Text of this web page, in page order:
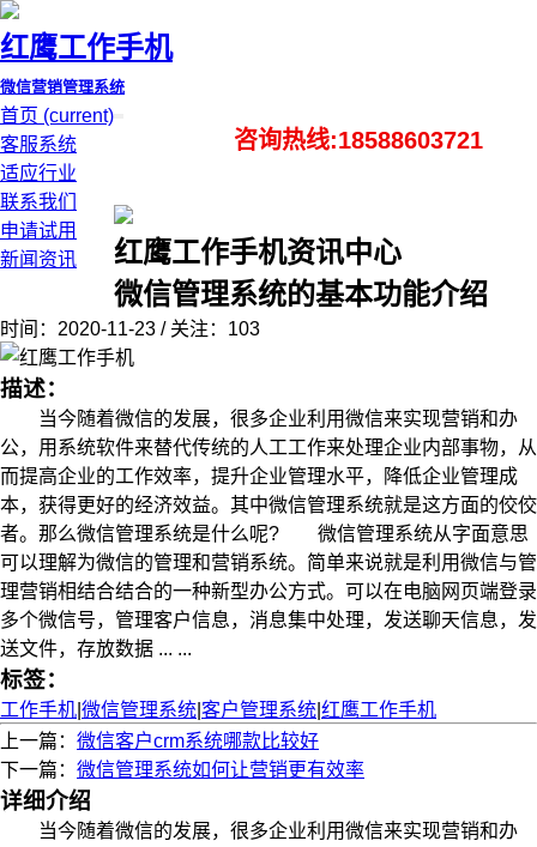
红鹰工作手机
微信营销管理系统
首页 (current)
客服系统
适应行业
联系我们
申请试用
新闻资讯
咨询热线:18588603721
红鹰工作手机资讯中心
微信管理系统的基本功能介绍
时间：2020-11-23 / 关注：103
描述：
当今随着微信的发展，很多企业利用微信来实现营销和办
公，用系统软件来替代传统的人工工作来处理企业内部事物，从
而提高企业的工作效率，提升企业管理水平，降低企业管理成
本，获得更好的经济效益。其中微信管理系统就是这方面的佼佼
者。那么微信管理系统是什么呢? 微信管理系统从字面意思
可以理解为微信的管理和营销系统。简单来说就是利用微信与管
理营销相结合结合的一种新型办公方式。可以在电脑网页端登录
多个微信号，管理客户信息，消息集中处理，发送聊天信息，发
送文件，存放数据 ... ...
标签：
工作手机 微信管理系统 客户管理系统 红鹰工作手机
上一篇： 微信客户crm系统哪款比较好
下一篇： 微信管理系统如何让营销更有效率
详细介绍
当今随着微信的发展，很多企业利用微信来实现营销和办